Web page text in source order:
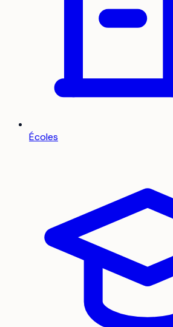
Écoles